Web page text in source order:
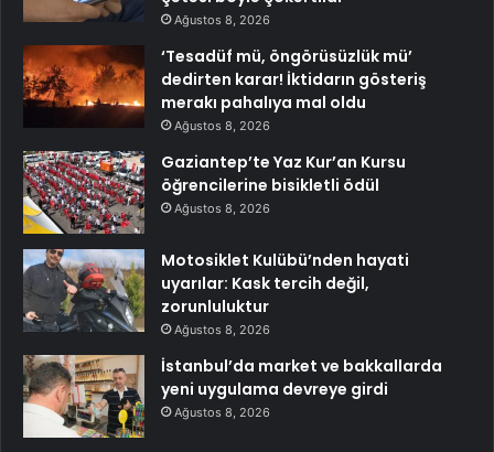
Ağustos 8, 2026
‘Tesadüf mü, öngörüsüzlük mü’
dedirten karar! İktidarın gösteriş
merakı pahalıya mal oldu
Ağustos 8, 2026
Gaziantep’te Yaz Kur’an Kursu
öğrencilerine bisikletli ödül
Ağustos 8, 2026
Motosiklet Kulübü’nden hayati
uyarılar: Kask tercih değil,
zorunluluktur
Ağustos 8, 2026
İstanbul’da market ve bakkallarda
yeni uygulama devreye girdi
Ağustos 8, 2026